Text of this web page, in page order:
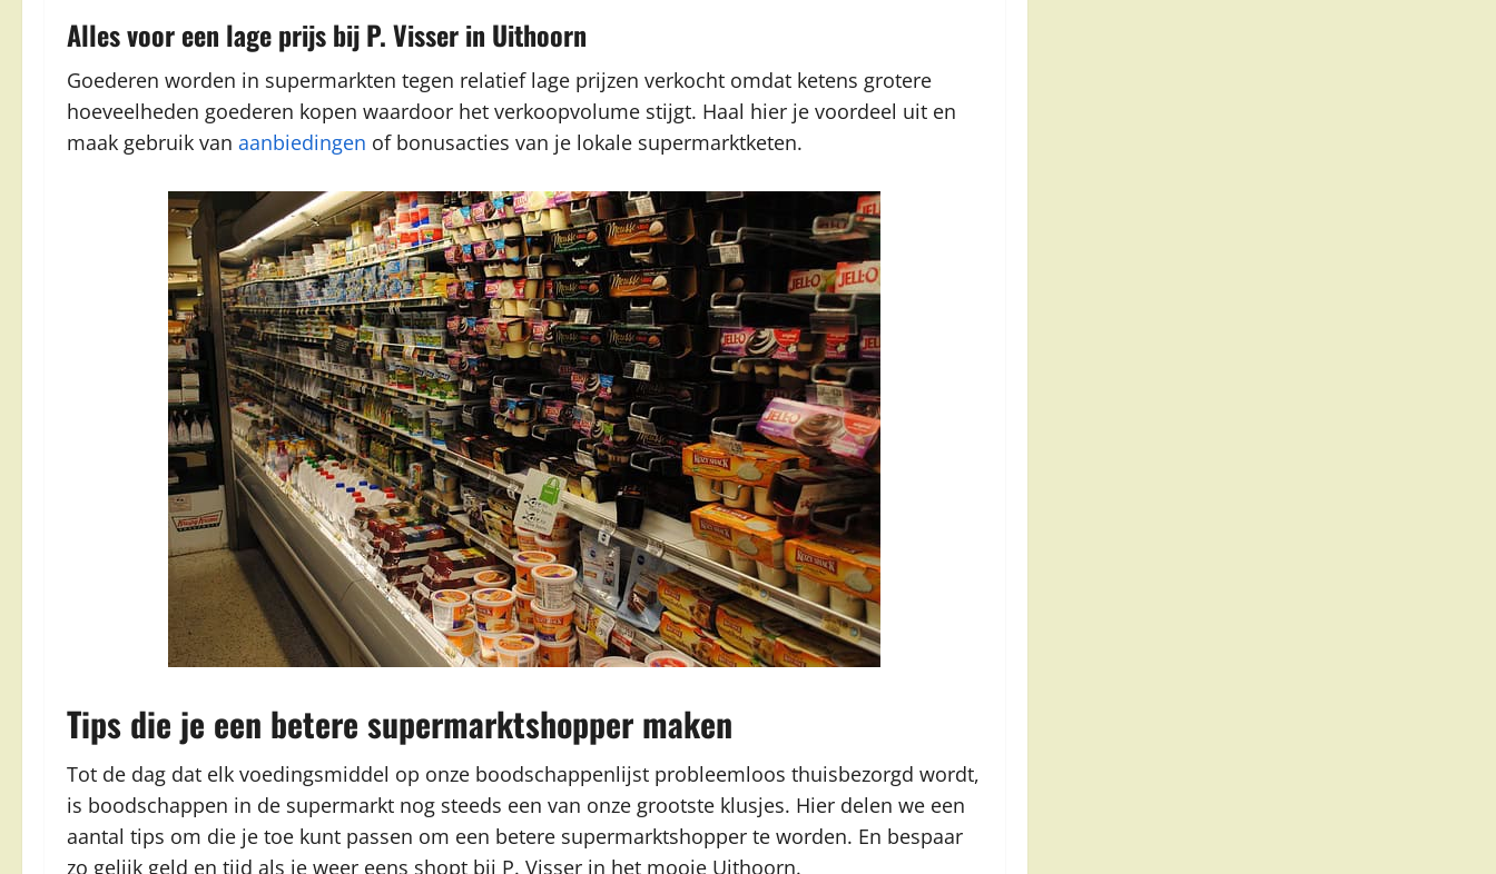
Alles voor een lage prijs bij P. Visser in Uithoorn
Goederen worden in supermarkten tegen relatief lage prijzen verkocht omdat ketens grotere
hoeveelheden goederen kopen waardoor het verkoopvolume stijgt. Haal hier je voordeel uit en
maak gebruik van aanbiedingen of bonusacties van je lokale supermarktketen.
Tips die je een betere supermarktshopper maken
Tot de dag dat elk voedingsmiddel op onze boodschappenlijst probleemloos thuisbezorgd wordt,
is boodschappen in de supermarkt nog steeds een van onze grootste klusjes. Hier delen we een
aantal tips om die je toe kunt passen om een betere supermarktshopper te worden. En bespaar
zo gelijk geld en tijd als je weer eens shopt bij P. Visser in het mooie Uithoorn.